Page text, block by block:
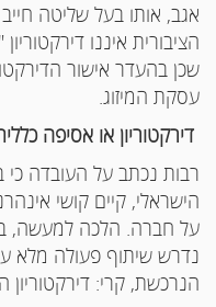
אגב, אותו בעל שליטה חייב
הציבורית איננו
שכן בהעדר אישור
עסקת המיזוג.
דירקטוריון או אסיפה
רבות נכתב על העובדה כי
הישראלי, קיים קושי
על חברה. הלכה למעשה,
נדרש שיתוף פעולה מלא
הנרכשת, קרי: